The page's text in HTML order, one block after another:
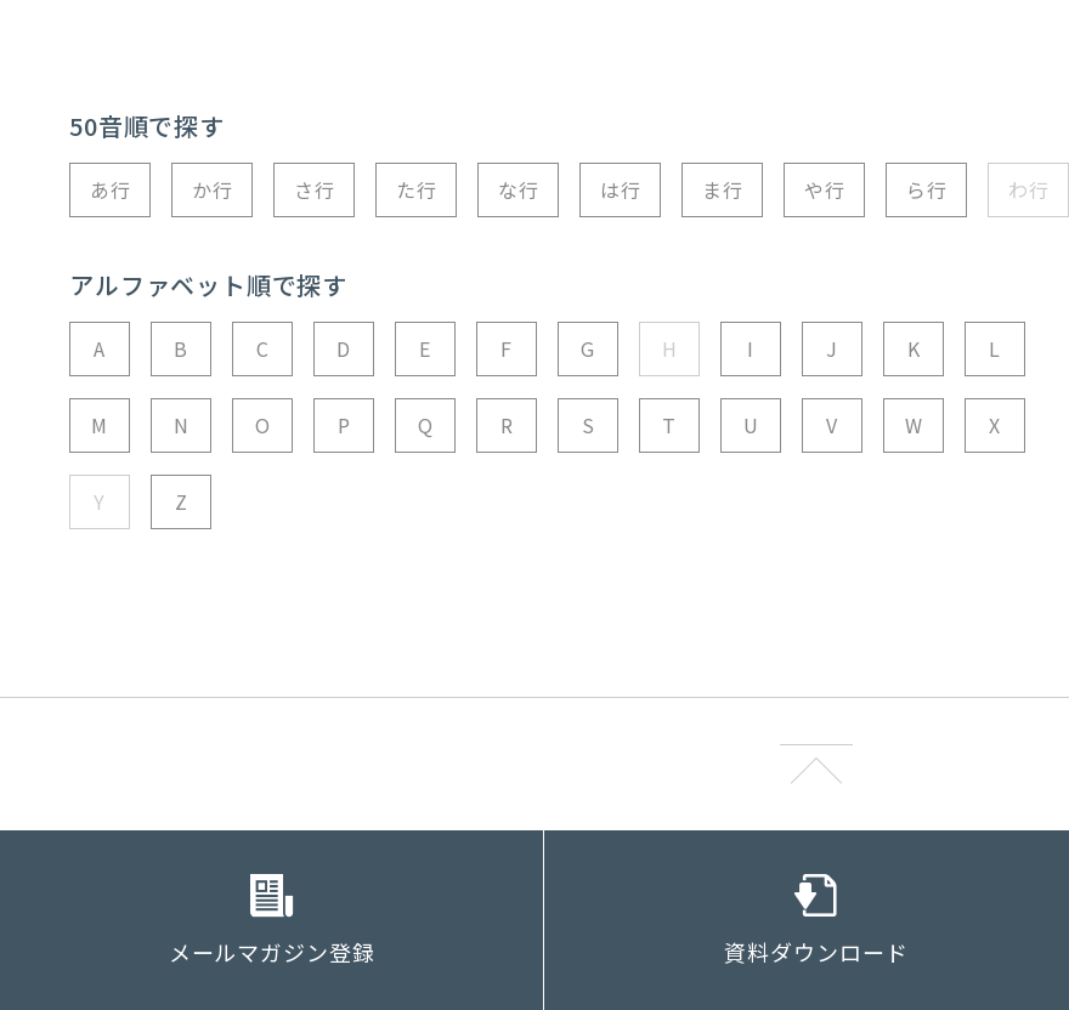
50音順で探す
あ行 か行 さ行 た行 な行 は行 ま行 や行 ら行 わ行
アルファベット順で探す
A B C D E F G H I J K L
M N O P Q R S T U V W X
Y Z
メールマガジン登録 資料ダウンロード